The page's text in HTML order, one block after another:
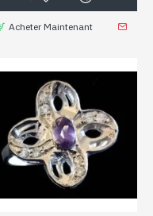
Acheter Maintenant